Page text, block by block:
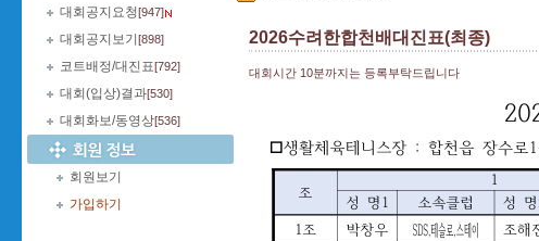
대회공지요청[947]
대회공지보기 [898]
코트배정/대진표[792]
대회(입상)결과[530]
대회화보/동영상[536]
회원보기
가입하기
2026수려한합천배대진표(최종)
대회시간 10분까지는 등록부탁드립니다